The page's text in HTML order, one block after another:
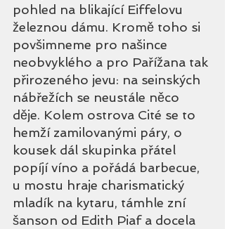
pohled na blikající Eiffelovu
železnou dámu. Kromě toho si
povšimneme pro našince
neobvyklého a pro Pařížana tak
přirozeného jevu: na seinských
nábřežích se neustále něco
děje. Kolem ostrova Cité se to
hemží zamilovanými páry, o
kousek dál skupinka přátel
popíjí víno a pořádá barbecue,
u mostu hraje charismatický
mladík na kytaru, támhle zní
šanson od Edith Piaf a docela